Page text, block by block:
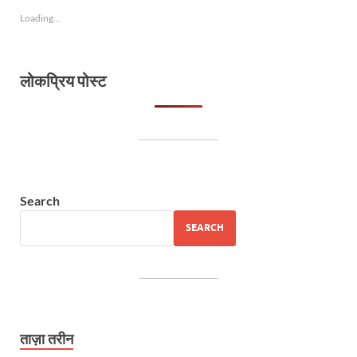
Loading...
लोकप्रिय पोस्ट
Search
SEARCH
ताज़ा तरीन